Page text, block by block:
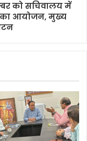
को सचिवालय में
का आयोजन, मुख्य